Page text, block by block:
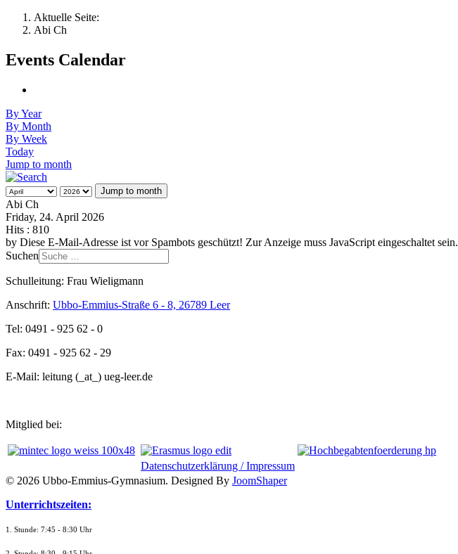
Aktuelle Seite:
Abi Ch
Events Calendar
By Year
By Month
By Week
Today
Jump to month
Jump to month
Abi Ch
Friday, 24. April 2026
Hits : 810
by Diese E-Mail-Adresse ist vor Spambots geschützt! Zur Anzeige muss JavaScript eingeschaltet sein.
Suchen
Schulleitung: Frau Wieligmann
Anschrift: Ubbo-Emmius-Straße 6 - 8, 26789 Leer
Tel: 0491 - 925 62 - 0
Fax: 0491 - 925 62 - 29
E-Mail: leitung (_at_) ueg-leer.de
Mitglied bei:
Datenschutzerklärung / Impressum
© 2026 Ubbo-Emmius-Gymnasium. Designed By JoomShaper
Unterrichtszeiten:
1. Stunde: 7:45 - 8:30 Uhr